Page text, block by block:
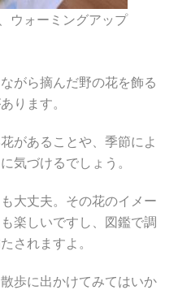
ウォーミングアップ
がら摘んだ野の花を飾る
ります。
があることや、季節によ
気づけるでしょう。
大丈夫。その花のイメー
楽しいですし、図鑑で調
されますよ。
歩に出かけてみてはいか